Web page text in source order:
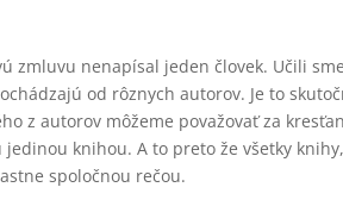
zmluvu nenapísal jeden človek. Učili
od rôznych autorov. Je to
z autorov môžeme považovať za
jedinou knihou. A to preto že všetky
spoločnou rečou.